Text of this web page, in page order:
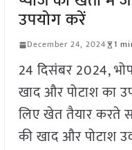
उपयोग करें
December 24, 2024 1
24 दिसंबर 2024,
खाद और पोटाश का
लिए खेत तैयार करते
की खाद और पोटाश